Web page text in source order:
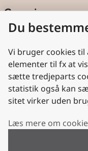
Genveje
Cookies
Aktindsigt
Nyttige links
Plan- og
Du
Vi bruger cookies til
elementer til fx at
sætte tredjeparts
statistik også kan
sitet virker uden
Læs mere om